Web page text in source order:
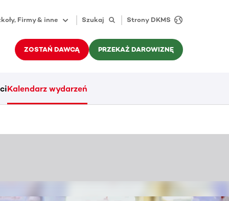
Firmy & inne Szukaj Strony DKMS
ZOSTAŃ DAWCĄ PRZEKAŻ DAROWIZNĘ
Kalendarz wydarzeń